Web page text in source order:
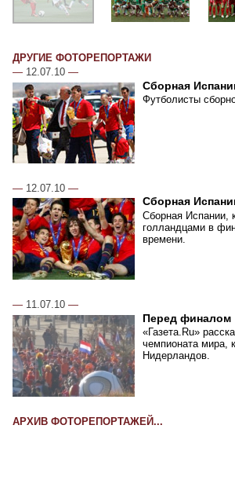
ДРУГИЕ ФОТОРЕПОРТАЖИ
— 12.07.10 —
Сборная
Футболисты
— 12.07.10 —
Сборная
Сборная Испании,
голландцами в
времени.
— 11.07.10 —
Перед финалом
«Газета.Ru»
чемпионата мира,
Нидерландов.
АРХИВ ФОТОРЕПОРТАЖЕЙ...